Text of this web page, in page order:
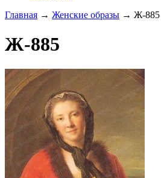
Главная → Женские образы → Ж-885
Ж-885